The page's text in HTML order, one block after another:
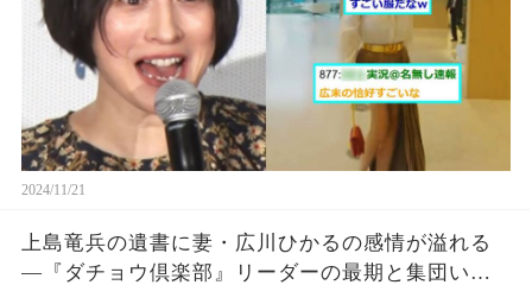
2024/11/21
上島竜兵の遺書に妻・広川ひかるの感情が溢れる
―『ダチョウ倶楽部』リーダーの最期と集団いじ